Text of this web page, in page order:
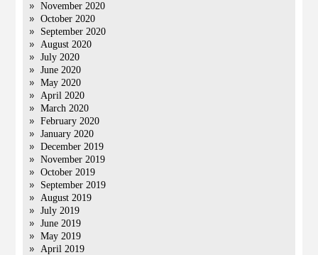
November 2020
October 2020
September 2020
August 2020
July 2020
June 2020
May 2020
April 2020
March 2020
February 2020
January 2020
December 2019
November 2019
October 2019
September 2019
August 2019
July 2019
June 2019
May 2019
April 2019